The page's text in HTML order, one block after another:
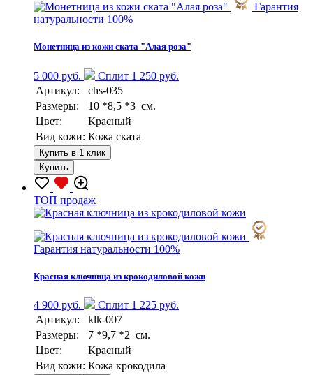
Гарантия
натуральности 100%
Монетница из кожи ската "Алая роза"
5 000 руб.
Сплит 1 250 руб.
Артикул:
chs-035
Размеры:
10 *8,5 *3 см.
Цвет:
Красный
Вид кожи: Кожа ската
Купить в 1 клик
Купить
TOП продаж
Гарантия натуральности 100%
Красная ключница из крокодиловой кожи
4 900 руб.
Сплит 1 225 руб.
Артикул:
klk-007
Размеры:
7 *9,7 *2 см.
Цвет:
Красный
Вид кожи: Кожа крокодила